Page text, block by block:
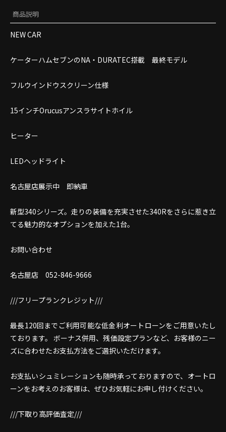
商品説明
NEW CAR
ケーターハムセブンのNA・DURATEC搭載 最終モデル
フルウインドウスクリーン仕様
15インチOrucusアンスラサイトホイル
ヒーター
LEDヘッドライト
名古屋店展示中 即納車
新型340シリーズ。走りの装備を充実させた340Rをさらに惹き立
てる魅力的なオプションを加えた1台。
お問い合わせ
名古屋店 052-846-9666
///フリープランクレジット///
最長120回までご利用可能な低金利オートローンをご用意いたし
ております。 ボーナス併用、残価設定プランなど、お客様のニー
ズに合わせたお支払方法をご選択いただけます。
お支払いシュミレーションも随時承っておりますので、オートロ
ーンをお考えのお客様は、ぜひお気軽にお申し付けください。
///下取り高評価査定///